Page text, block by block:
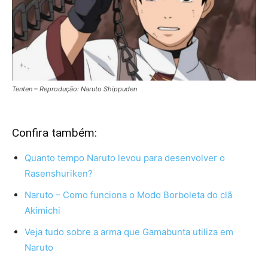
Tenten – Reprodução: Naruto Shippuden
Confira também:
Quanto tempo Naruto levou para desenvolver o
Rasenshuriken?
Naruto – Como funciona o Modo Borboleta do clã
Akimichi
Veja tudo sobre a arma que Gamabunta utiliza em
Naruto